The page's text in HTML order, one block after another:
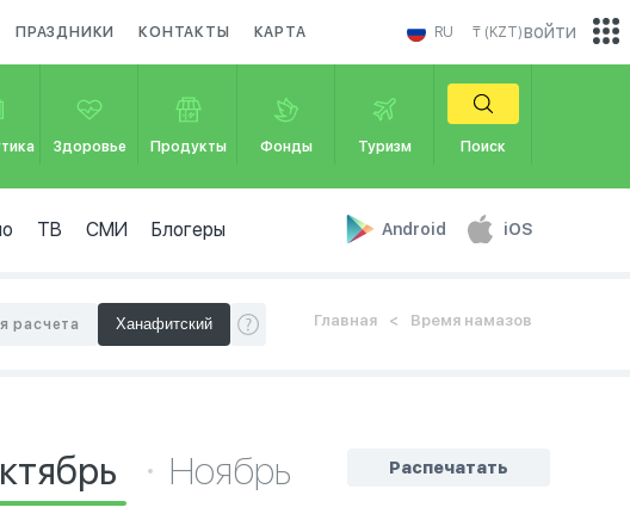
ПРАЗДНИКИ КОНТАКТЫ КАРТА RU ₸ (KZT)
Здоровье Продукты Фонды Туризм Поиск
ТВ СМИ Блогеры Android iOS
войти
Главная Время намазов
расчета
Распечатать
Ноябрь